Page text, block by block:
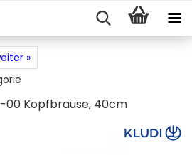
»
00 Kopfbrause, 40cm